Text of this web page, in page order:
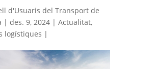
d'Usuaris del Transport de
| des. 9, 2024 | Actualitat,
logístiques |